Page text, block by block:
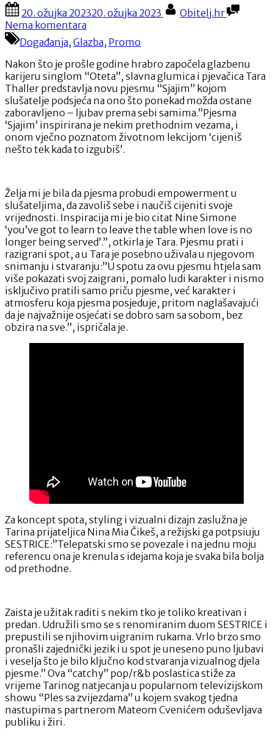
Posted
on
20. ožujka 202320. ožujka 2023 By
Obitelj.hr
Nema komentara
Odvažna
Tara
Thaller
zablistala
u
novoj
pjesmi
i
spotu
za
pjesmu
Događanja, Glazba, Promo
Nakon što je prošle godine hrabro započela glazbenu
karijeru singlom “Oteta”, slavna glumica i pjevačica Tara
Thaller predstavlja novu pjesmu “Sjajim” kojom
slušatelje podsjeća na ono što ponekad možda ostane
zaboravljeno – ljubav prema sebi samima.”Pjesma
‘Sjajim’ inspirirana je nekim prethodnim vezama, i
onom vječno poznatom životnom lekcijom ‘cijeniš
nešto tek kada to izgubiš’.
Želja mi je bila da pjesma probudi empowerment u
slušateljima, da zavoliš sebe i naučiš cijeniti svoje
vrijednosti. Inspiracija mi je bio citat Nine Simone
‘you’ve got to learn to leave the table when love is no
longer being served’.”, otkirla je Tara. Pjesmu prati i
razigrani spot, a u Tara je posebno uživala u njegovom
snimanju i stvaranju:”U spotu za ovu pjesmu htjela sam
više pokazati svoj zaigrani, pomalo ludi karakter i nismo
isključivo pratili samo priču pjesme, već karakter i
atmosferu koja pjesma posjeduje, pritom naglašavajući
da je najvažnije osjećati se dobro sam sa sobom, bez
obzira na sve.”, ispričala je.
Za koncept spota, styling i vizualni dizajn zaslužna je
Tarina prijateljica Nina Mia Čikeš, a režijski ga potpsiuju
SESTRICE:”Telepatski smo se povezale i na jednu moju
referencu ona je krenula s idejama koja je svaka bila bolja
od prethodne.
Zaista je užitak raditi s nekim tko je toliko kreativan i
predan. Udružili smo se s renomiranim duom SESTRICE i
prepustili se njihovim uigranim rukama. Vrlo brzo smo
pronašli zajednički jezik i u spot je uneseno puno ljubavi
i veselja što je bilo ključno kod stvaranja vizualnog djela
pjesme.” Ova “catchy” pop/r&b poslastica stiže za
vrijeme Tarinog natjecanja u popularnom televizijskom
showu “Ples sa zvijezdama” u kojem svakog tjedna
nastupima s partnerom Mateom Cvenićem oduševljava
publiku i žiri.